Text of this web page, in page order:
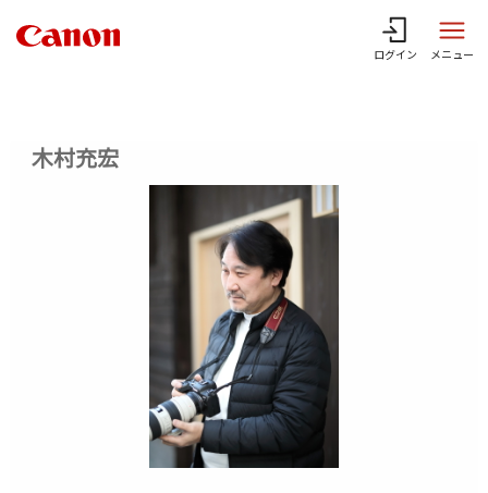
ログイン メニュー
木村充宏